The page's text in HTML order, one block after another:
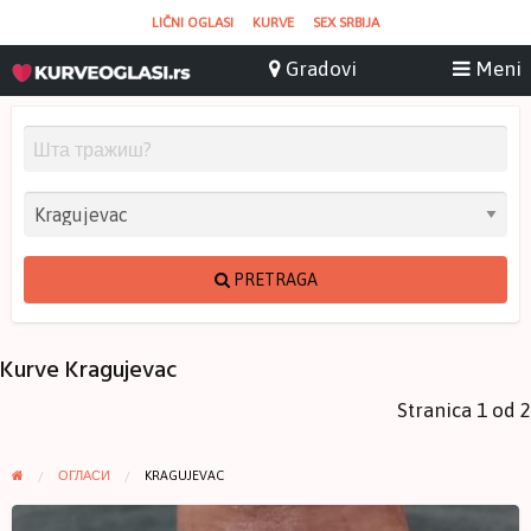
LIČNI OGLASI KURVE SEX SRBIJA
PRETRAGA
Kurve Kragujevac
Stranica 1 od 2
ОГЛАСИ KRAGUJEVAC
Za